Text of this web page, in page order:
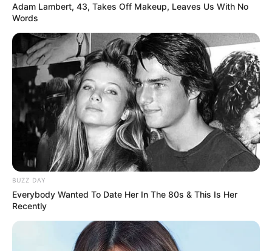
Adam Lambert, 43, Takes Off Makeup, Leaves Us With No
Words
BUZZ DAY
Everybody Wanted To Date Her In The 80s & This Is Her
Recently